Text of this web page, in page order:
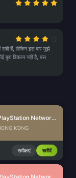
हैं, लेकिन इस बार मुझे
बुरा विकल्प नहीं है, बस
PlayStation Network Card (HK)
KONG
समीक्षाएं खरीदें